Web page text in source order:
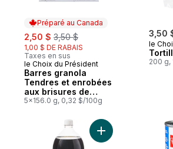
Préparé au Canada
sale:
2,50 $ , formerly:
3,50 $
1,00 $ DE RABAIS
Taxes en sus
Préparé au Canada
le Choix du Président
Barres granola
Tendres et enrobées
aux brisures de
chocolat
5x156.0 g, 0,32 $/100g
3,50
le
200 g,
Ajouter Cola diète